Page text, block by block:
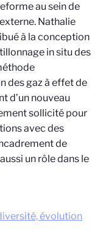
au sein de
Nathalie
à la conception
in situ des
des gaz à effet de
d’un nouveau
sollicité pour
avec des
de
un rôle dans le
évolution